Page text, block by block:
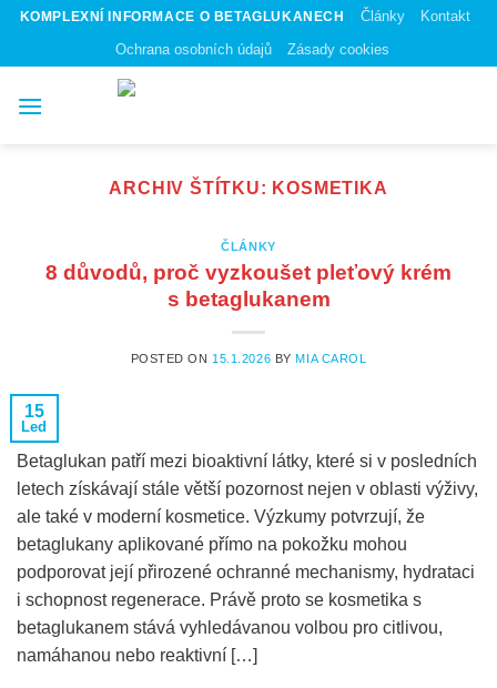
Skip
content
KOMPLEXNÍ INFORMACE O BETAGLUKANECH Články
Kontakt
Ochrana osobních údajů
Zásady cookies
ARCHIV ŠTÍTKU: KOSMETIKA
ČLÁNKY
8 důvodů, proč vyzkoušet pleťový krém
s betaglukanem
POSTED ON 15.1.2026 BYMIA CAROL
15
Led
Betaglukan patří mezi bioaktivní látky, které si v posledních
letech získávají stále větší pozornost nejen v oblasti výživy,
ale také v moderní kosmetice. Výzkumy potvrzují, že
betaglukany aplikované přímo na pokožku mohou
podporovat její přirozené ochranné mechanismy, hydrataci
i schopnost regenerace. Právě proto se kosmetika s
betaglukanem stává vyhledávanou volbou pro citlivou,
namáhanou nebo reaktivní […]